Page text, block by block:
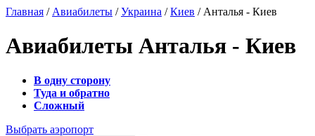
Главная / Авиабилеты /Украина /Киев / Анталья - Киев
Авиабилеты Анталья - Киев
В одну сторону
Туда и обратно
Сложный
Выбрать аэропорт